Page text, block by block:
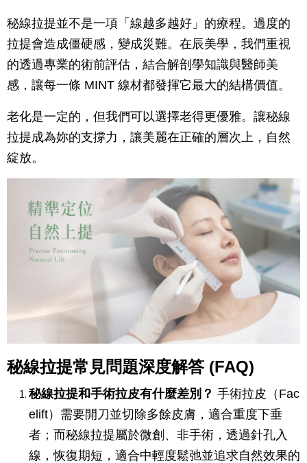
秘線拉提並不是一項「線越多越好」的療程。過度的
拉提會造成僵硬感，變成災難。在辰美學，我們重視
的透過專業的術前評估，結合解剖學知識與醫師美
感，讓每一條 MINT 線材都發揮它最大的結構價值。
老化是一定的，但我們可以選擇老得更優雅。讓秘線
拉提成為妳的支撐力，讓美麗在正確的層次上，自然
綻放。
秘線拉提常見問題深度解答 (FAQ)
秘線拉提和手術拉皮有什麼差別？ 手術拉皮（Fac
elift）需要開刀並切除多餘皮膚，適合重度下垂
者；而秘線拉提屬於微創、非手術，透過針孔入
線，恢復期短，適合中輕度鬆弛並追求自然效果的